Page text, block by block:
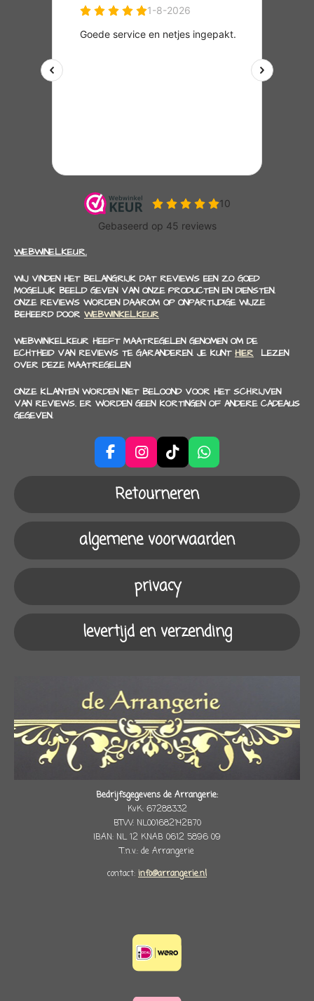
WEBWINELKEUR.
WIJ VINDEN HET BELANGRIJK DAT REVIEWS EEN ZO GOED
MOGELIJK BEELD GEVEN VAN ONZE PRODUCTEN EN DIENSTEN.
ONZE REVIEWS WORDEN DAAROM OP ONPARTIJDIGE WIJZE
BEHEERD DOOR WEBWINKELKEUR
WEBWINKELKEUR HEEFT MAATREGELEN GENOMEN OM DE
ECHTHEID VAN REVIEWS TE GARANDEREN. JE KUNT HIER LEZEN
OVER DEZE MAATREGELEN
ONZE KLANTEN WORDEN NIET BELOOND VOOR HET SCHRIJVEN
VAN REVIEWS. ER WORDEN GEEN KORTINGEN OF ANDERE CADEAUS
GEGEVEN.
F
a
b
o
k
I
n
s
t
a
r
a
m
T
i
k
T
o
W
h
s
p
p
Retourneren
algemene voorwaarden
privacy
levertijd en verzending
Bedrijfsgegevens de Arrangerie:
KvK: 67288332
BTW: NL001682142B70
IBAN: NL 12 KNAB 0612 5896 09
T.n.v.: de Arrangerie
contact: info@arrangerie.nl